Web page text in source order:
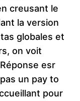
creusant le
la version
globales et
on voit
esr
un pay to
pour